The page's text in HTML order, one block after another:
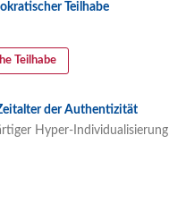
Teilhabe
Teilhabe
der Authentizität
Hyper-Individualisierung